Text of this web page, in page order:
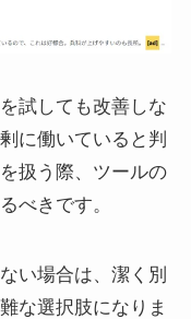
試しても改善しな
に働いていると判
扱う際、ツールの
べきです。
い場合は、潔く別
な選択肢になりま